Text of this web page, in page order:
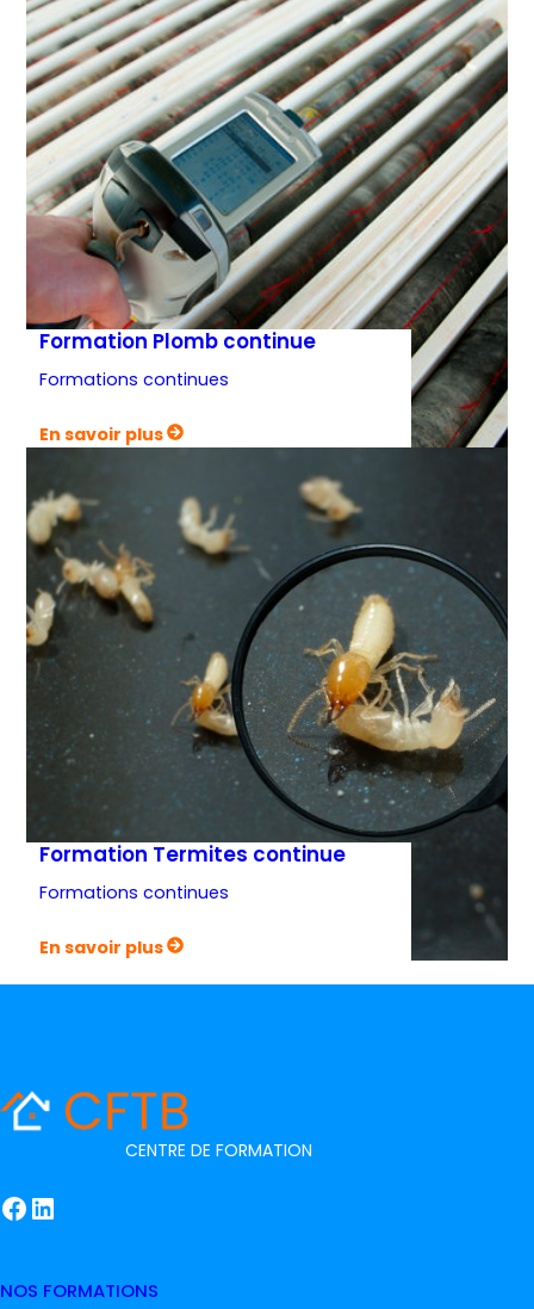
Formation Plomb continue
Formations continues
En savoir plus
:
continue
Formation Termites continue
Formations continues
En savoir plus
:
CENTRE DE FORMATION
Facebook LinkedIn
NOS FORMATIONS